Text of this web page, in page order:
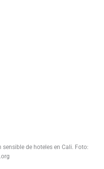
de hoteles en Cali. Foto: